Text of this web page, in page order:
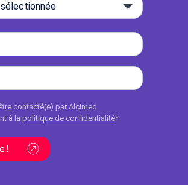
contacté(e) par Alcimed
à la politique de confidentialité*
!